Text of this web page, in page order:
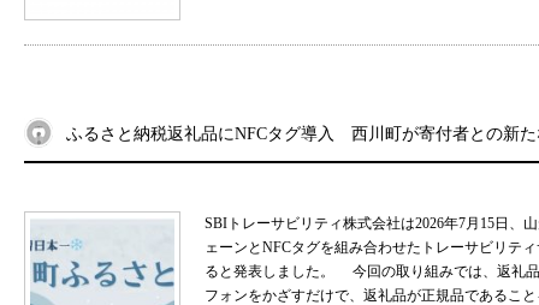
ふるさと納税返礼品にNFCタグ導入 西川町が寄付者との新
SBIトレーサビリティ株式会社は2026年7月15日、
ェーンとNFCタグを組み合わせたトレーサビリテ
ると発表しました。 今回の取り組みでは、返礼
フォンをかざすだけで、返礼品が正規品であるこ